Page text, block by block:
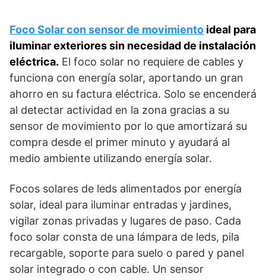
Foco Solar con sensor de movimiento ideal para
iluminar exteriores sin necesidad de instalación
eléctrica. El foco solar no requiere de cables y
funciona con energía solar, aportando un gran
ahorro en su factura eléctrica. Solo se encenderá
al detectar actividad en la zona gracias a su
sensor de movimiento por lo que amortizará su
compra desde el primer minuto y ayudará al
medio ambiente utilizando energía solar.
Focos solares de leds alimentados por energía
solar, ideal para iluminar entradas y jardines,
vigilar zonas privadas y lugares de paso. Cada
foco solar consta de una lámpara de leds, pila
recargable, soporte para suelo o pared y panel
solar integrado o con cable. Un sensor